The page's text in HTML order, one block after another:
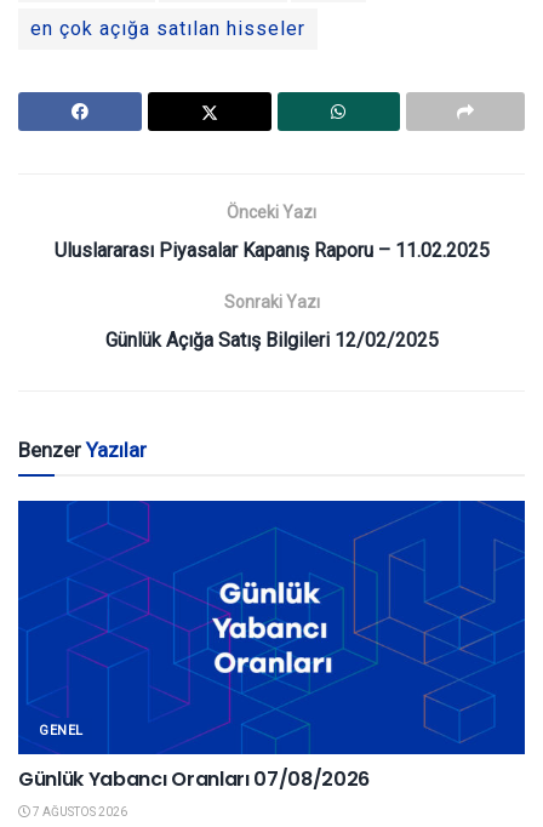
en çok açığa satılan hisseler
Önceki Yazı
Uluslararası Piyasalar Kapanış Raporu – 11.02.2025
Sonraki Yazı
Günlük Açığa Satış Bilgileri 12/02/2025
BenzerYazılar
GENEL
Günlük Yabancı Oranları 07/08/2026
7 AĞUSTOS 2026